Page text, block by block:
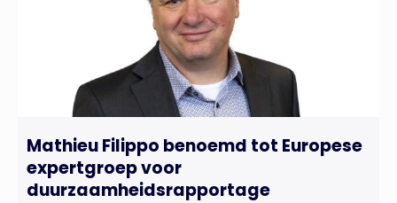
Mathieu Filippo benoemd tot Europese
expertgroep voor
duurzaamheidsrapportage